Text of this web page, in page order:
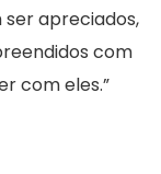
apreciados,
com
com eles.”